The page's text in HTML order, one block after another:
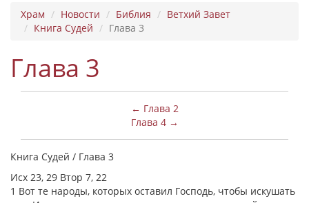
Храм Новости Библия
Ветхий Завет
Книга Судей
Глава 3
Глава 3
← Глава 2
Глава 4 →
Книга Судей / Глава 3
Исх 23, 29 Втор 7, 22
1 Вот те народы, которых оставил Господь, чтобы искушать